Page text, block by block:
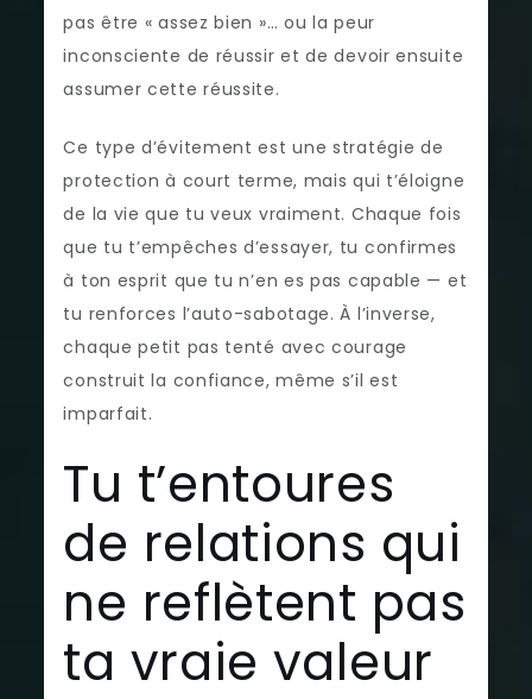
pas être « assez bien »… ou la peur
inconsciente de réussir et de devoir ensuite
assumer cette réussite.
Ce type d’évitement est une stratégie de
protection à court terme, mais qui t’éloigne
de la vie que tu veux vraiment. Chaque fois
que tu t’empêches d’essayer, tu confirmes
à ton esprit que tu n’en es pas capable — et
tu renforces l’auto-sabotage. À l’inverse,
chaque petit pas tenté avec courage
construit la confiance, même s’il est
imparfait.
Tu t’entoures
de relations qui
ne reflètent pas
ta vraie valeur